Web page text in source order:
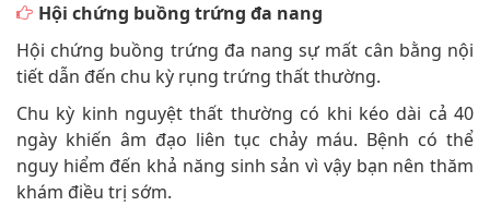
Hội chứng buồng trứng đa nang
Hội chứng buồng trứng đa nang sự mất cân bằng nội
tiết dẫn đến chu kỳ rụng trứng thất thường.
Chu kỳ kinh nguyệt thất thường có khi kéo dài cả 40
ngày khiến âm đạo liên tục chảy máu. Bệnh có thể
nguy hiểm đến khả năng sinh sản vì vậy bạn nên thăm
khám điều trị sớm.